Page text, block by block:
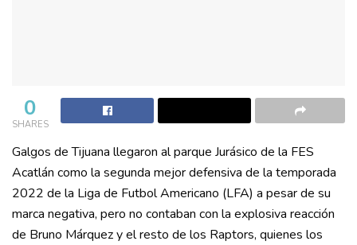
0
SHARES
Galgos de Tijuana llegaron al parque Jurásico de la FES
Acatlán como la segunda mejor defensiva de la temporada
2022 de la Liga de Futbol Americano (LFA) a pesar de su
marca negativa, pero no contaban con la explosiva reacción
de Bruno Márquez y el resto de los Raptors, quienes los